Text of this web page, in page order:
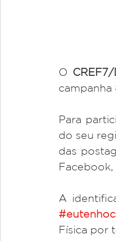
O CREF7/
campanha
Para
do seu
das
Física por